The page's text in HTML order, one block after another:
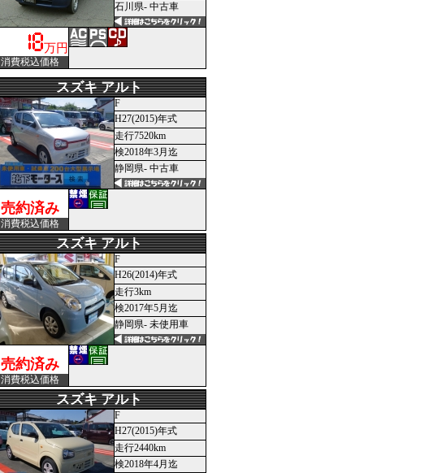
石川県- 中古車
万円
消費税込価格
スズキ アルト
F
H27(2015)年式
走行7520km
検2018年3月迄
静岡県- 中古車
売約済み
消費税込価格
スズキ アルト
F
H26(2014)年式
走行3km
検2017年5月迄
静岡県- 未使用車
売約済み
消費税込価格
スズキ アルト
F
H27(2015)年式
走行2440km
検2018年4月迄